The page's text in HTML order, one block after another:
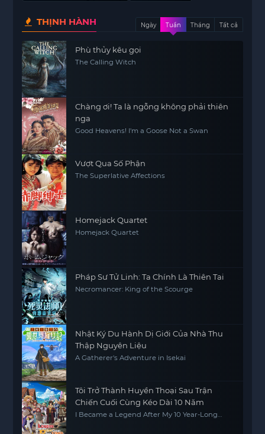
THỊNH HÀNH Ngày Tuần Tháng Tất cả
Phù thủy kêu gọi
The Calling Witch
Chàng ơi! Ta là ngỗng không phải thiên
nga
Good Heavens! I'm a Goose Not a Swan
Vượt Qua Số Phận
The Superlative Affections
Homejack Quartet
Homejack Quartet
Pháp Sư Tử Linh: Ta Chính Là Thiên Tai
Necromancer: King of the Scourge
Nhật Ký Du Hành Dị Giới Của Nhà Thu
Thập Nguyên Liệu
A Gatherer's Adventure in Isekai
Tôi Trở Thành Huyền Thoại Sau Trận
Chiến Cuối Cùng Kéo Dài 10 Năm
I Became a Legend After My 10 Year-Long